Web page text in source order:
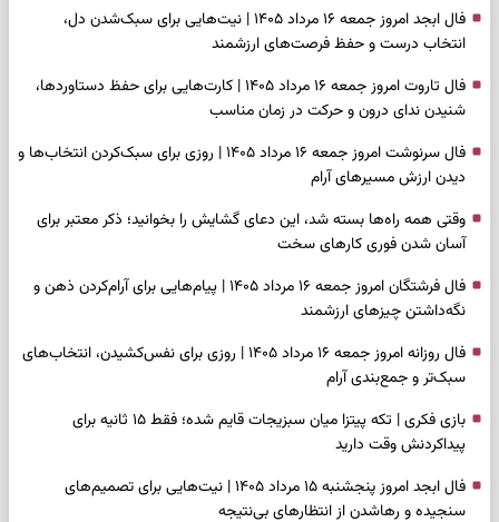
فال ابجد امروز جمعه ۱۶ مرداد ۱۴۰۵ | نیت‌هایی برای سبک‌شدن دل،
انتخاب درست و حفظ فرصت‌های ارزشمند
فال تاروت امروز جمعه ۱۶ مرداد ۱۴۰۵ | کارت‌هایی برای حفظ دستاوردها،
شنیدن ندای درون و حرکت در زمان مناسب
فال سرنوشت امروز جمعه ۱۶ مرداد ۱۴۰۵ | روزی برای سبک‌کردن انتخاب‌ها و
دیدن ارزش مسیرهای آرام
وقتی همه راه‌ها بسته شد، این دعای گشایش را بخوانید؛ ذکر معتبر برای
آسان شدن فوری کارهای سخت
فال فرشتگان امروز جمعه ۱۶ مرداد ۱۴۰۵ | پیام‌هایی برای آرام‌کردن ذهن و
نگه‌داشتن چیزهای ارزشمند
فال روزانه امروز جمعه ۱۶ مرداد ۱۴۰۵ | روزی برای نفس‌کشیدن، انتخاب‌های
سبک‌تر و جمع‌بندی آرام
بازی فکری | تکه پیتزا میان سبزیجات قایم شده؛ فقط ۱۵ ثانیه برای
پیداکردنش وقت دارید
فال ابجد امروز پنجشنبه ۱۵ مرداد ۱۴۰۵ | نیت‌هایی برای تصمیم‌های
سنجیده و رهاشدن از انتظارهای بی‌نتیجه